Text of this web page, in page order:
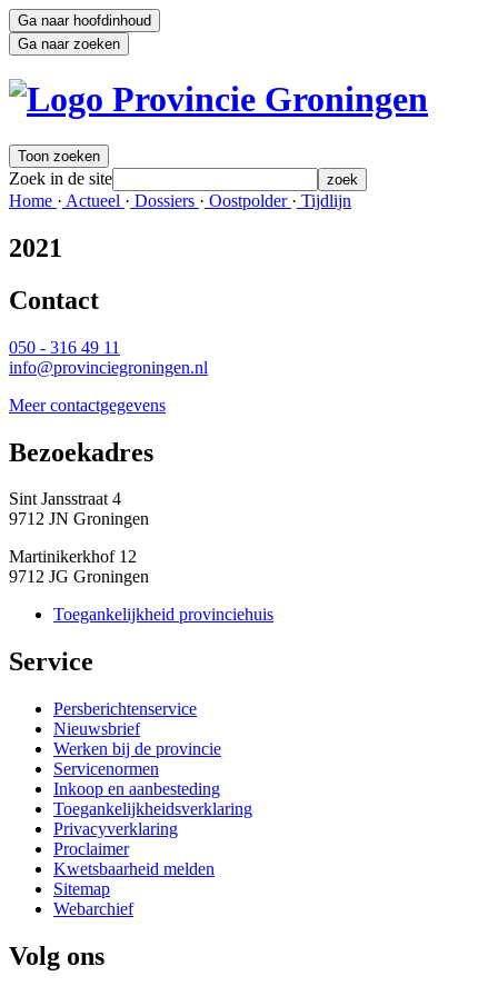
Ga naar hoofdinhoud
Ga naar zoeken
Toon zoeken
Zoek in de site zoek
Home · Actueel · Dossiers · Oostpolder · Tijdlijn
2021
Contact
050 - 316 49 11
info@provinciegroningen.nl
Meer contactgegevens
Bezoekadres
Sint Jansstraat 4
9712 JN Groningen
Martinikerkhof 12
9712 JG Groningen
Toegankelijkheid provinciehuis
Service
Persberichtenservice
Nieuwsbrief
Werken bij de provincie
Servicenormen
Inkoop en aanbesteding
Toegankelijkheidsverklaring
Privacyverklaring
Proclaimer
Kwetsbaarheid melden
Sitemap
Webarchief
Volg ons